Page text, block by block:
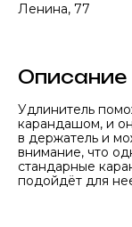
Ленина, 77
Описание
Удлинитель
карандашом, и
в держатель и
внимание, что
стандарные
подойдёт для